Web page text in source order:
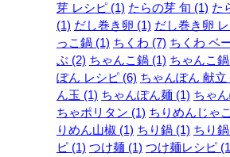
芽 レシピ (1) たらの芽 旬 (1) た
(1) だし巻き卵 (1) だし巻き卵
っこ鍋 (1) ちくわ (7) ちくわ ベ
ぶ (2) ちゃんこ鍋 (1) ちゃんこ
ぽん レシピ (6) ちゃんぽん 献立
ん玉 (1) ちゃんぽん麺 (1) ちゃ
ちゃポリタン (1) ちりめんじゃ
りめん山椒 (1) ちり鍋 (1) ちり
ピ (1) つけ麺 (1) つけ麺レシピ